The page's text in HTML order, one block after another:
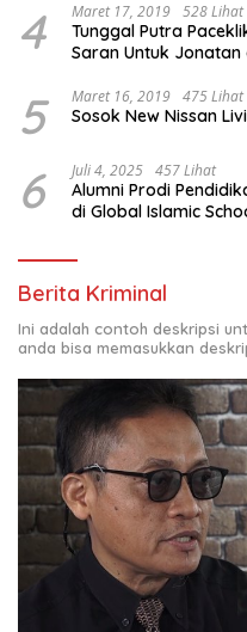
4 Maret 17, 2019 528 Lihat
Tunggal Putra
Saran Untuk Jonatan
5 Maret 16, 2019 475 Lihat
Sosok New Nissan
6 Juli 4, 2025 457 Lihat
Alumni Prodi
di Global Islamic
Berita Kriminal
Ini adalah contoh deskripsi
anda bisa memasukkan